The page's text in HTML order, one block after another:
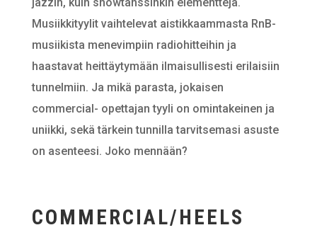
Musiikkityylit vaihtelevat aistikkaammasta RnB-
musiikista menevimpiin radiohitteihin ja
haastavat heittäytymään ilmaisullisesti erilaisiin
tunnelmiin. Ja mikä parasta, jokaisen
commercial- opettajan tyyli on omintakeinen ja
uniikki, sekä tärkein tunnilla tarvitsemasi asuste
on asenteesi. Joko mennään?
COMMERCIAL/HEELS